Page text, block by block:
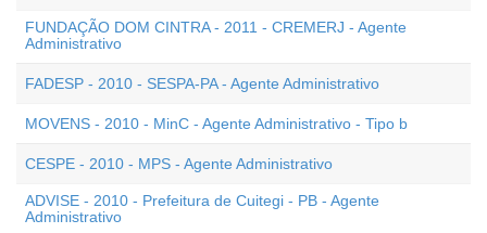
FUNDAÇÃO DOM CINTRA - 2011 - CREMERJ - Agente
Administrativo
FADESP - 2010 - SESPA-PA - Agente Administrativo
MOVENS - 2010 - MinC - Agente Administrativo - Tipo b
CESPE - 2010 - MPS - Agente Administrativo
ADVISE - 2010 - Prefeitura de Cuitegi - PB - Agente
Administrativo